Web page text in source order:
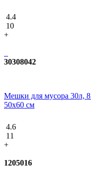
4.4
10
+
30308042
Мешки для мусора 30л,
50х60 см
4.6
11
+
1205016